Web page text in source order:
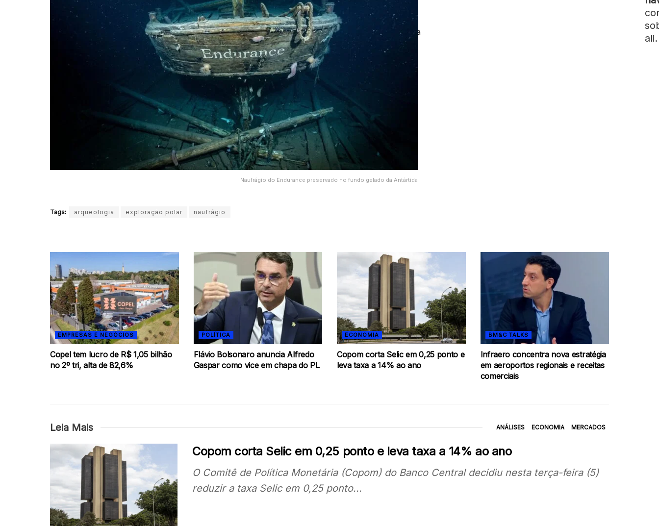
em uma área
de busca
predefinida.
de Frank
Worsley
mesmo com a
margem de
erro deixada
ali.
Naufrágio do Endurance preservado no fundo gelado da Antártida
Tags: arqueologia exploração polar naufrágio
EMPRESAS E NEGÓCIOS
Copel tem lucro de R$ 1,05 bilhão
no 2º tri, alta de 82,6%
POLÍTICA
Flávio Bolsonaro anuncia Alfredo
Gaspar como vice em chapa do PL
ECONOMIA
Copom corta Selic em 0,25 ponto e
leva taxa a 14% ao ano
BM&C TALKS
Infraero concentra nova estratégia
em aeroportos regionais e receitas
comerciais
Leia Mais ANÁLISES ECONOMIA MERCADOS
Copom corta Selic em 0,25 ponto e leva taxa a 14% ao ano
O Comitê de Política Monetária (Copom) do Banco Central decidiu nesta terça-feira (5)
reduzir a taxa Selic em 0,25 ponto...